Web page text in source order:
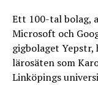
Ett 100-tal bolag,
Microsoft och
gigbolaget Yepstr,
lärosäten som
Linköpings